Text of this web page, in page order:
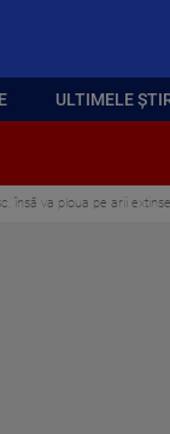
ULTIMELE
însă va ploua pe arii